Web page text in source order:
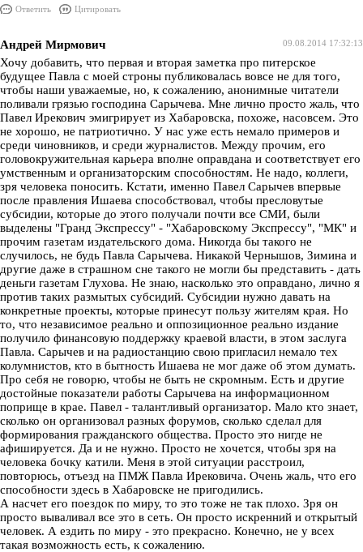
Ответить Цитировать
09.08.2014 17:32:13
Андрей Мирмович
Хочу добавить, что первая и вторая заметка про питерское
будущее Павла с моей строны публиковалась вовсе не для того,
чтобы наши уважаемые, но, к сожалению, анонимные читатели
поливали грязью господина Сарычева. Мне лично просто жаль, что
Павел Ирекович эмигрирует из Хабаровска, похоже, насовсем. Это
не хорошо, не патриотично. У нас уже есть немало примеров и
среди чиновников, и среди журналистов. Между прочим, его
головокружительная карьера вполне оправдана и соответствует его
умственным и организаторским способностям. Не надо, коллеги,
зря человека поносить. Кстати, именно Павел Сарычев впервые
после правления Ишаева способствовал, чтобы пресловутые
субсидии, которые до этого получали почти все СМИ, были
выделены "Гранд Экспрессу" - "Хабаровскому Экспрессу", "МК" и
прочим газетам издательского дома. Никогда бы такого не
случилось, не будь Павла Сарычева. Никакой Чернышов, Зимина и
другие даже в страшном сне такого не могли бы представить - дать
деньги газетам Глухова. Не знаю, насколько это оправдано, лично я
против таких размытых субсидий. Субсидии нужно давать на
конкретные проекты, которые принесут пользу жителям края. Но
то, что независимое реально и оппозиционное реально издание
получило финансовую поддержку краевой власти, в этом заслуга
Павла. Сарычев и на радиостанцию свою пригласил немало тех
колумнистов, кто в бытность Ишаева не мог даже об этом думать.
Про себя не говорю, чтобы не быть не скромным. Есть и другие
достойные показатели работы Сарычева на информационном
поприще в крае. Павел - талантливый организатор. Мало кто знает,
сколько он организовал разных форумов, сколько сделал для
формирования гражданского общества. Просто это нигде не
афишируется. Да и не нужно. Просто не хочется, чтобы зря на
человека бочку катили. Меня в этой ситуации расстроил,
повторюсь, отъезд на ПМЖ Павла Ирековича. Очень жаль, что его
способности здесь в Хабаровске не пригодились.
А насчет его поездок по миру, то это тоже не так плохо. Зря он
просто вываливал все это в сеть. Он просто искренний и открытый
человек. А ездить по миру - это прекрасно. Конечно, не у всех
такая возможность есть, к сожалению.